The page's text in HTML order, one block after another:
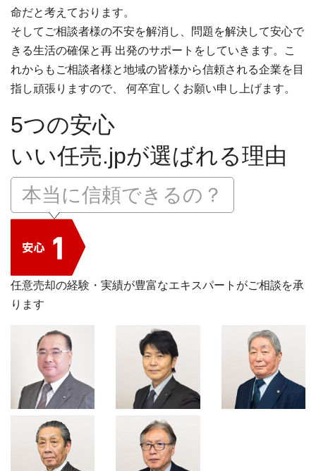
命だと考えております。
そしてご相談者様の不安を解消し、問題を解決して安心で
きる生活の確保と再 出発のサポートをしていきます。こ
れからもご相談者様と地域の皆様から信頼される企業を目
指し頑張りますので、 何卒宜しくお願い申し上げます。
5つの安心
いい任売.jpが選ばれる理由
本当に信頼できるの？
任意売却の経験・実績が豊富なエキスパートがご相談を承
ります